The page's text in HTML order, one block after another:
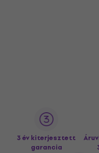
3 év kiterjesztett
garancia